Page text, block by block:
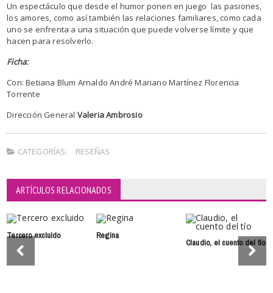
Un espectáculo que desde el humor ponen en juego las pasiones,
los amores, como así también las relaciones familiares, como cada
uno se enfrenta a una situación que puede volverse límite y que
hacen para resolverlo.
Ficha:
Con: Betiana Blum Arnaldo André Mariano Martínez Florencia
Torrente
Dirección General Valeria Ambrosio
CATEGORÍAS: RESEÑAS
ARTÍCULOS RELACIONADOS
Tercero excluido Regina
Claudio, el cuento del tío